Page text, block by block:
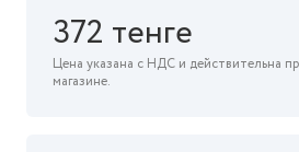
372 тенге
Цена указана с НДС и действительна
магазине.